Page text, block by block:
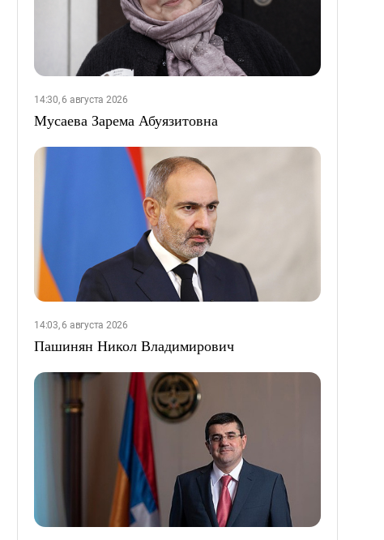
14:30, 6 августа 2026
Мусаева Зарема Абуязитовна
14:03, 6 августа 2026
Пашинян Никол Владимирович